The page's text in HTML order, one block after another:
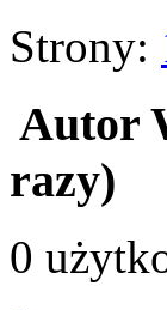
Strony:
Autor
razy)
0